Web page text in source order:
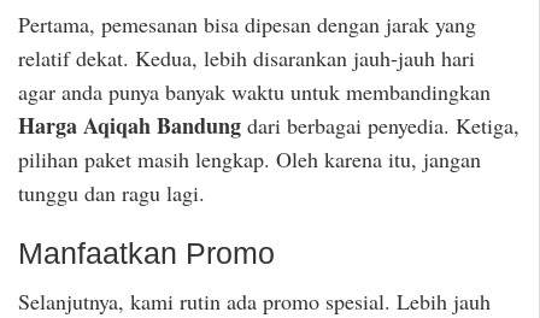
Pertama, pemesanan bisa dipesan dengan jarak yang
relatif dekat. Kedua, lebih disarankan jauh-jauh hari
agar anda punya banyak waktu untuk membandingkan
Harga Aqiqah Bandung dari berbagai penyedia. Ketiga,
pilihan paket masih lengkap. Oleh karena itu, jangan
tunggu dan ragu lagi.
Manfaatkan Promo
Selanjutnya, kami rutin ada promo spesial. Lebih jauh